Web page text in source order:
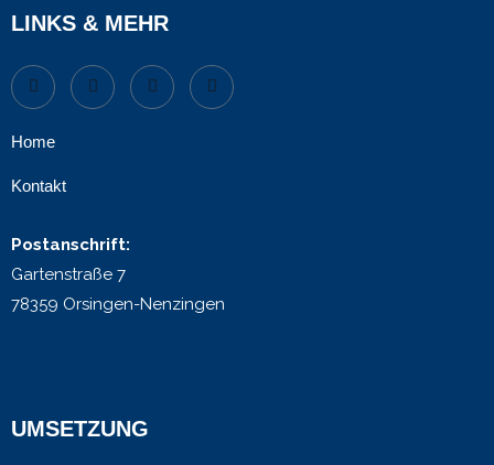
LINKS & MEHR
Home
Kontakt
Postanschrift:
Gartenstraße 7
78359 Orsingen-Nenzingen
UMSETZUNG